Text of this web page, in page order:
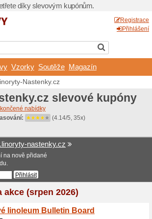
levněji.
>L>